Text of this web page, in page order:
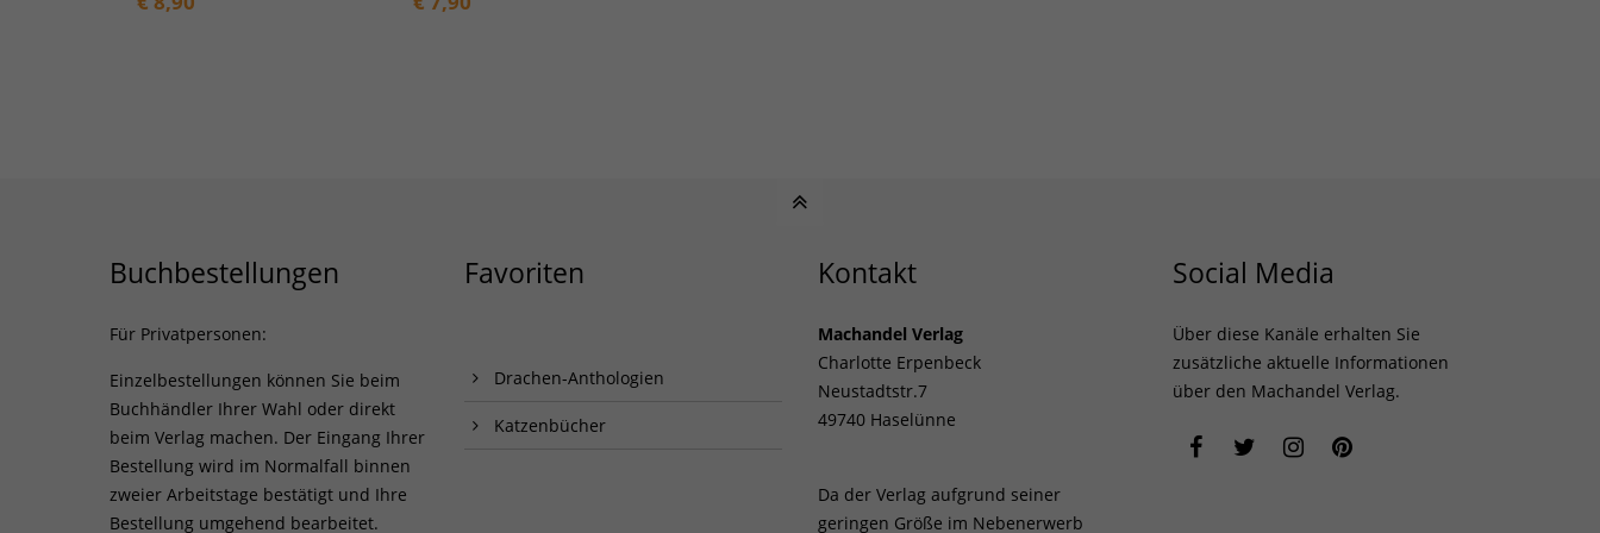
Buchbestellungen
Für Privatpersonen:
Einzelbestellungen können Sie beim
Buchhändler Ihrer Wahl oder direkt
beim Verlag machen. Der Eingang Ihrer
Bestellung wird im Normalfall binnen
zweier Arbeitstage bestätigt und Ihre
Bestellung umgehend bearbeitet.
Favoriten
Drachen-Anthologien
Katzenbücher
Kontakt
Machandel Verlag
Charlotte Erpenbeck
Neustadtstr.7
49740 Haselünne
Da der Verlag aufgrund seiner
geringen Größe im Nebenerwerb
Social Media
Über diese Kanäle erhalten Sie
zusätzliche aktuelle Informationen
über den Machandel Verlag.